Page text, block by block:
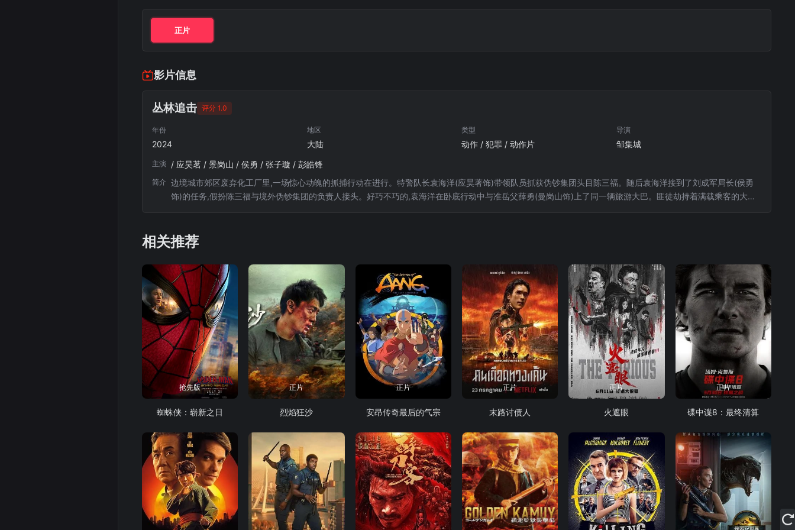
正片
影片信息
丛林追击 评分 1.0
年份
2024
地区
大陆
类型
动作 / 犯罪 / 动作片
导演
邹集城
主演 / 应昊茗 / 景岗山 / 侯勇 / 张子璇 / 彭皓锋
简介 边境城市郊区废弃化工厂里,一场惊心动魄的抓捕行动在进行。特警队长袁海洋(应昊著饰)带领队员抓获伪钞集团头目陈三福。随后袁海洋接到了刘成军局长(侯勇
饰)的任务,假扮陈三福与境外伪钞集团的负责人接头。好巧不巧的,袁海洋在卧底行动中与准岳父薛勇(曼岗山饰)上了同一辆旅游大巴。匪徒劫持着满载乘客的大巴
相关推荐
抢先版
蜘蛛侠：崭新之日
正片
烈焰狂沙
正片
安昂传奇最后的气宗
正片
末路讨债人
正片
火遮眼
正片
碟中谍8：最终清算